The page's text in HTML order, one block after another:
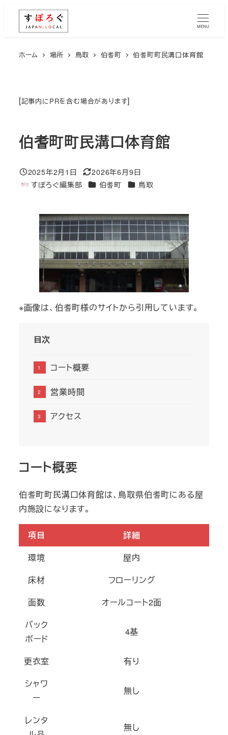
MENU
ホーム 場所 鳥取 伯耆町 伯耆町町民溝口体育館
[記事内にPRを含む場合があります]
伯耆町町民溝口体育館
投稿日
2025年2月1日
更新日
2026年6月9日
著
すぽろぐ編集部 エリア伯耆町 エリア鳥取
※画像は、伯耆町様のサイトから引用しています。
目次
コート概要
営業時間
アクセス
コート概要
伯耆町町民溝口体育館は、鳥取県伯耆町にある屋
内施設になります。
項目
詳細
環境
屋内
床材
フローリング
面数
オールコート2面
バック
ボード
4基
更衣室
有り
シャワ
ー
無し
レンタ
無し